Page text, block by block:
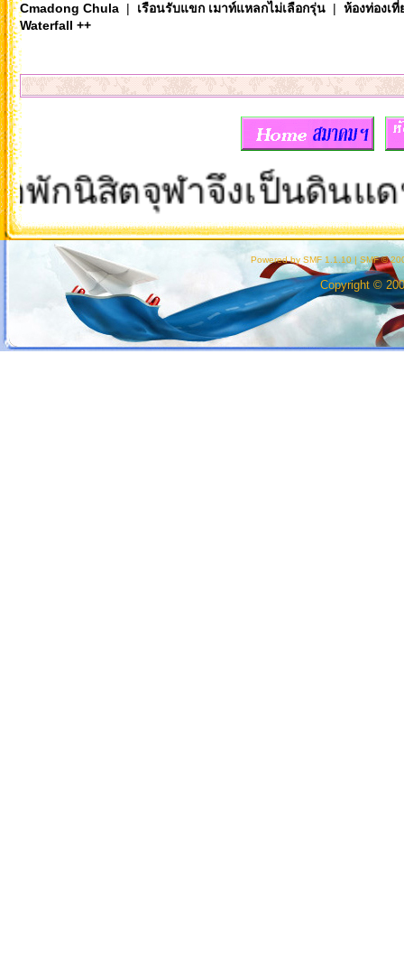
Cmadong Chula| เรือนรับแขก เมาท์แหลกไม่เลือกรุ่น| ห้องท่องเ
Waterfall ++
นิสิตจุฬาจึงเป็นดินแด
Powered by SMF 1.1.10 | SMF ©
Copyright ©